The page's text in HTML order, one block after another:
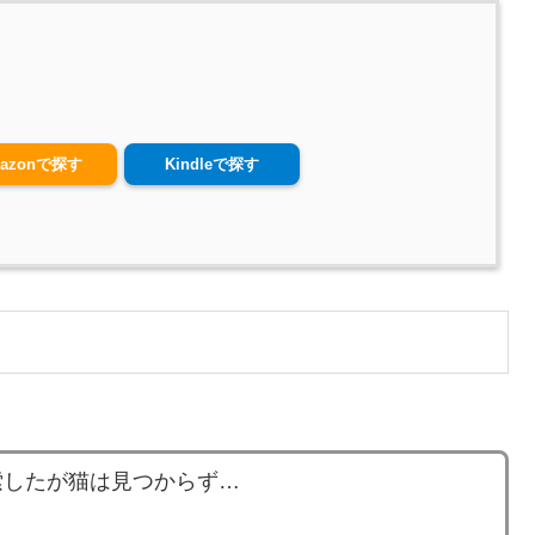
で探す Kindleで探す
たが猫は見つからず…